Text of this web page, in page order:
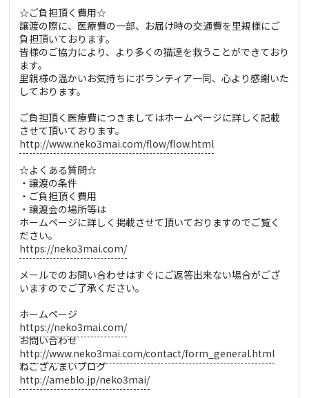
☆ご負担頂く費用☆
譲渡の際に、医療費の一部、お届け時の交通費を里親様にご
負担頂いております。
皆様のご協力により、より多くの猫達を救うことができており
ます。
里親様の温かいお気持ちにボランティア一同、心より感謝いた
しております。
ご負担頂く医療費につきましてはホームページに詳しく記載
させて頂いております。
http://www.neko3mai.com/flow/flow.html
☆よくある質問☆
・譲渡の条件
・ご負担頂く費用
・譲渡会の場所等は
ホームページに詳しく掲載させて頂いておりますのでご覧く
ださい。
https://neko3mai.com/
メールでのお問い合わせはすぐにご返答出来ない場合がござ
いますのでご了承ください。
ホームページ
https://neko3mai.com/
お問い合わせ
http://www.neko3mai.com/contact/form_general.html
ねこざんまいブログ
http://ameblo.jp/neko3mai/